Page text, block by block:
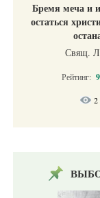
Бремя меча и
остаться
Свящ.
Рейтинг:
2